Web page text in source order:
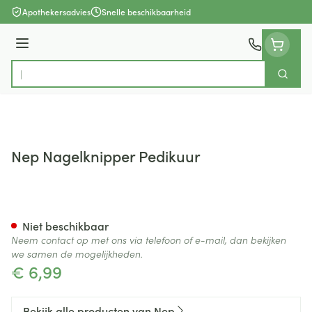
Ga naar de inhoud
Apothekersadvies Snelle beschikbaarheid
Menu
Product, merk, categorie...
Zoek
Nep Nagelknipper Pedikuur
€ 6,99
Niet beschikbaar
Neem contact op met ons via telefoon of e-mail, dan bekijken
we samen de mogelijkheden.